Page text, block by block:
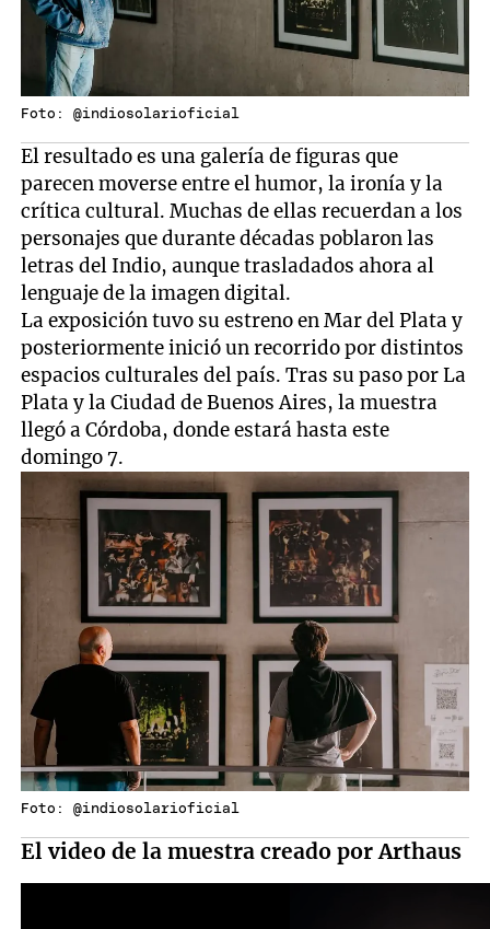
Foto: @indiosolarioficial
El resultado es una galería de figuras que
parecen moverse entre el humor, la ironía y la
crítica cultural. Muchas de ellas recuerdan a los
personajes que durante décadas poblaron las
letras del Indio, aunque trasladados ahora al
lenguaje de la imagen digital.
La exposición tuvo su estreno en Mar del Plata y
posteriormente inició un recorrido por distintos
espacios culturales del país. Tras su paso por La
Plata y la Ciudad de Buenos Aires, la muestra
llegó a Córdoba, donde estará hasta este
domingo 7.
Foto: @indiosolarioficial
El video de la muestra creado por Arthaus